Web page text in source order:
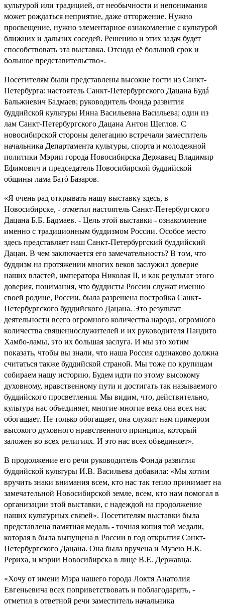
культурой или традицией, от необычности и непонимания
может рождаться неприятие, даже отторжение. Нужно
просвещение, нужно элементарное ознакомление с культурой
ближних и дальних соседей. Решению и этих задач будет
способствовать эта выставка. Отсюда её большой срок и
большое представительство».
Посетителям были представлены высокие гости из Санкт-
Петербурга: настоятель Санкт-Петербургского Дацана Будá
Бальжиевич Бадмаев; руководитель Фонда развития
буддийской культуры Инна Васильевна Васильева; один из
лам Санкт-Петербургского Дацана Антон Щеглов. С
новосибирской стороны делегацию встречали заместитель
начальника Департамента культуры, спорта и молодежной
политики Мэрии города Новосибирска Державец Владимир
Ефимович и председатель Новосибирской буддийской
общины лама Батό Базаров.
«Я очень рад открывать нашу выставку здесь, в
Новосибирске, - отметил настоятель Санкт-Петербургского
Дацана Б.Б. Бадмаев. - Цель этой выставки - ознакомление
именно с традиционным буддизмом России. Особое место
здесь представляет наш Санкт-Петербургский буддийский
Дацан. В чем заключается его замечательность? В том, что
буддизм на протяжении многих веков заслужил доверие
наших властей, императора Николая II, и как результат этого
доверия, понимания, что буддисты России служат именно
своей родине, России, была разрешена постройка Санкт-
Петербургского буддийского Дацана. Это результат
деятельности всего огромного количества народа, огромного
количества священнослужителей и их руководителя Пандито
Хамбо-ламы, это их большая заслуга. И мы это хотим
показать, чтобы вы знали, что наша Россия одинаково должна
считаться также буддийской страной. Мы тоже по крупицам
собираем нашу историю. Будем идти по этому высокому
духовному, нравственному пути и достигать так называемого
буддийского просветления. Мы видим, что, действительно,
культура нас объединяет, многие-многие века она всех нас
обогащает. Не только обогащает, она служит нам примером
высокого духовного нравственного принципа, который
заложен во всех религиях. И это нас всех объединяет».
В продолжение его речи руководитель Фонда развития
буддийской культуры И.В. Васильева добавила: «Мы хотим
вручить знаки внимания всем, кто нас так тепло принимает на
замечательной Новосибирской земле, всем, кто нам помогал в
организации этой выставки, с надеждой на продолжение
наших культурных связей». Посетителям выставки была
представлена памятная медаль - точная копия той медали,
которая в была выпущена в России в год открытия Санкт-
Петербургского Дацана. Она была вручена и Музею Н.К.
Рериха, и мэрии Новосибирска в лице В.Е. Державца.
«Хочу от имени Мэра нашего города Локтя Анатолия
Евгеньевича всех поприветствовать и поблагодарить, -
отметил в ответной речи заместитель начальника